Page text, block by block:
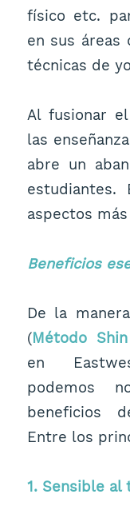
físico etc.
en sus áreas
técnicas de
Al fusionar
las
abre un
estudiantes.
aspectos
Beneficios
De la
(Método
en
podemos
beneficios
Entre los
1. Sensible al